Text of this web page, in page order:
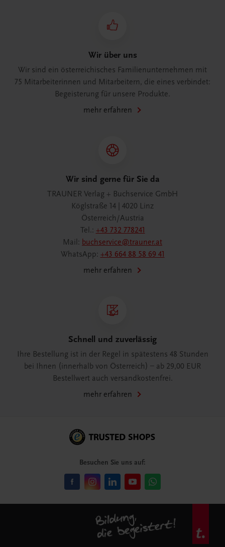
Wir über uns
Wir sind ein österreichisches Familienunternehmen mit
75 Mitarbeiterinnen und Mitarbeitern, die eines verbindet:
Begeisterung für unsere Produkte.
mehr erfahren
Wir sind gerne für Sie da
TRAUNER Verlag + Buchservice GmbH
Köglstraße 14 | 4020 Linz
Österreich/Austria
Tel.: +43 732 778241
Mail: buchservice@trauner.at
WhatsApp: +43 664 88 58 69 41
mehr erfahren
Schnell und zuverlässig
Ihre Bestellung ist in der Regel in spätestens 48 Stunden
bei Ihnen (innerhalb von Österreich) – ab 29,00 EUR
Bestellwert auch versandkostenfrei.
mehr erfahren
Besuchen Sie uns auf: